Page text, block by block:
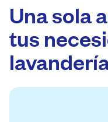
Una sola
tus